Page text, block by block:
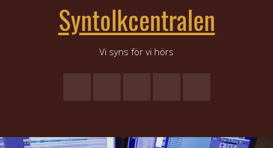
Syntolkcentralen
Vi syns för vi hörs